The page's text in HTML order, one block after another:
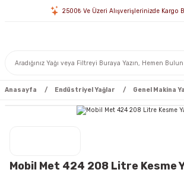
2500₺ Ve Üzeri Alışverişlerinizde Kargo
Anasayfa Endüstriyel Yağlar Genel Makina
Mobil Met 424 208 Litre Kesme